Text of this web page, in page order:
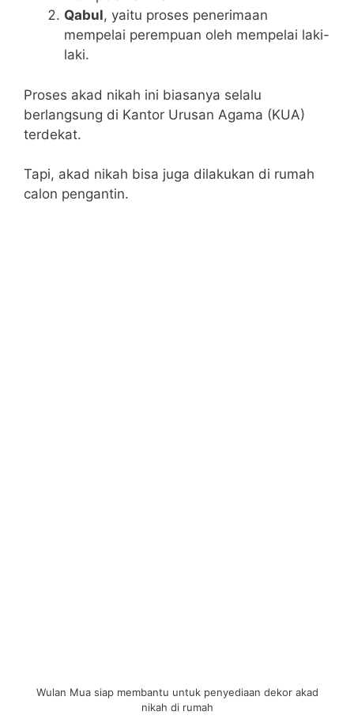
Qabul, yaitu proses penerimaan
mempelai perempuan oleh mempelai laki-
laki.
Proses akad nikah ini biasanya selalu
berlangsung di Kantor Urusan Agama (KUA)
terdekat.
Tapi, akad nikah bisa juga dilakukan di rumah
calon pengantin.
Wulan Mua siap membantu untuk penyediaan dekor akad
nikah di rumah